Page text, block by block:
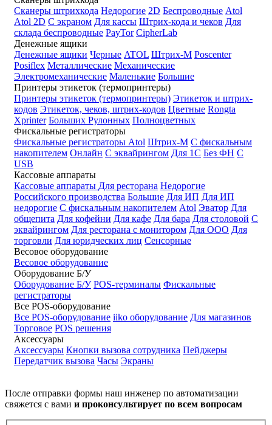
Сканеры штрихкода Недорогие 2D Беспроводные Atol
Atol 2D С экраном Для кассы Штрих-кода и чеков Для
склада беспроводные PayTor CipherLab
Денежные ящики
Денежные ящики Черные ATOL Штрих-М Poscenter
Posiflex Металлические Механические
Электромеханические Маленькие Большие
Принтеры этикеток (термопринтеры)
Принтеры этикеток (термопринтеры) Этикеток и штрих-
кодов Этикеток, чеков, штрих-кодов Цветные Rongta
Xprinter Больших Рулонных Полноцветных
Фискальные регистраторы
Фискальные регистраторы Atol Штрих-М С фискальным
накопителем Онлайн С эквайрингом Для 1С Без ФН С
USB
Кассовые аппараты
Кассовые аппараты Для ресторана Недорогие
Российского производства Большие Для ИП Для ИП
недорогие С фискальным накопителем Atol Эватор Для
общепита Для кофейни Для кафе Для бара Для столовой С
эквайрингом Для ресторана с монитором Для ООО Для
торговли Для юридческих лиц Сенсорные
Весовое оборудование
Весовое оборудование
Оборудование Б/У
Оборудование Б/У POS-терминалы Фискальные
регистраторы
Все POS-оборудование
Все POS-оборудование iiko оборудование Для магазинов
Торговое POS решения
Аксессуары
Аксессуары Кнопки вызова сотрудника Пейджеры
Передатчик вызова Часы Экраны
После отправки формы наш инженер по автоматизации
свяжется с вами и проконсультирует по всем вопросам